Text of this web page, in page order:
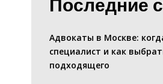
Последние
Адвокаты в Москве:
специалист и как
подходящего